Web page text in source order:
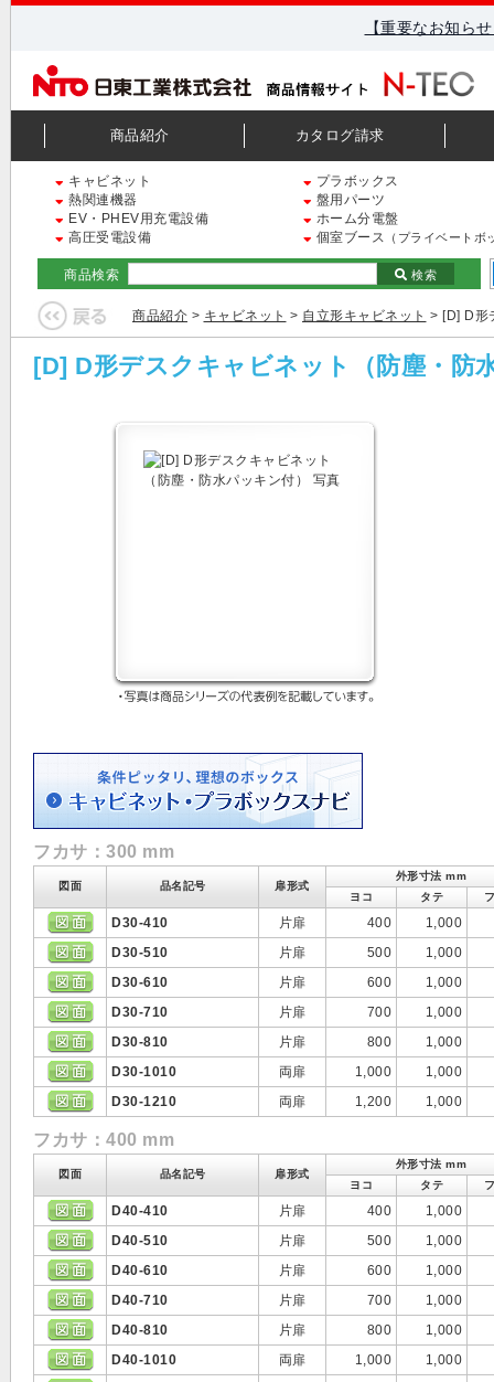
【重要なお知ら
商品紹介 カタログ請求
キャビネット
プラボックス
熱関連機器
盤用パーツ
EV・PHEV用充電設備
ホーム分電盤
高圧受電設備
個室ブース （プライベートボ
商品検索 検索
商品紹介 > キャビネット > 自立形キャビネット > [D] D形
[D] D形デスクキャビネット（防塵・防
フカサ：300 mm
図面 品名記号 扉形式
外形寸法 mm
ヨコ
タテ
D30-410 片扉 400
1,000
D30-510
片扉 500
1,000
D30-610
片扉 600
1,000
D30-710
片扉 700
1,000
D30-810
片扉 800
1,000
D30-1010
両扉 1,000
1,000
D30-1210
両扉 1,200 1,000
フカサ：400 mm
図面 品名記号 扉形式
外形寸法 mm
ヨコ
タテ
D40-410 片扉 400
1,000
D40-510
片扉 500
1,000
D40-610
片扉 600
1,000
D40-710
片扉 700
1,000
D40-810
片扉 800
1,000
D40-1010
両扉 1,000
1,000